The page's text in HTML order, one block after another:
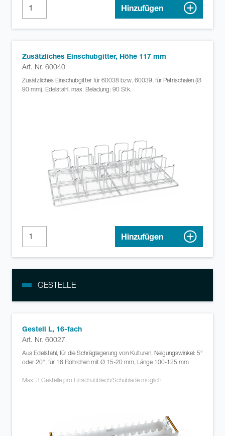
Hinzufügen
Zusätzliches Einschubgitter, Höhe 117 mm
Art. Nr. 60040
Zusätzliches Einschubgitter für 60038 bzw. 60039, für Petrischalen (Ø
90 mm), Edelstahl, max. Beladung: 90 Stk.
Hinzufügen
GESTELLE
Gestell L, 16-fach
Art. Nr. 60027
Aus Edelstahl, für die Schräglagerung von Kulturen, Neigungswinkel: 5°
oder 20°, für 16 Röhrchen mit Ø 15-20 mm, Länge 100-125 mm
Max. 3 Gestelle pro Einschubblech/Schublade möglich